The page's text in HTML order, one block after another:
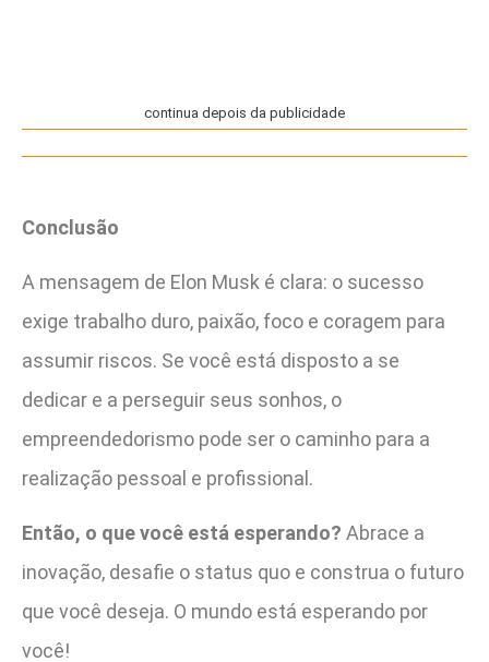
continua depois da publicidade
Conclusão
A mensagem de Elon Musk é clara: o sucesso
exige trabalho duro, paixão, foco e coragem para
assumir riscos. Se você está disposto a se
dedicar e a perseguir seus sonhos, o
empreendedorismo pode ser o caminho para a
realização pessoal e profissional.
Então, o que você está esperando? Abrace a
inovação, desafie o status quo e construa o futuro
que você deseja. O mundo está esperando por
você!